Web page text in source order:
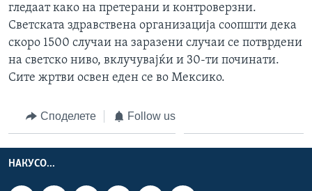
гледаат како на претерани и контроверзни.
Светската здравствена организација соопшти дека
скоро 1500 случаи на заразени случаи се потврдени
на светско ниво, вклучувајќи и 30-ти починати.
Сите жртви освен еден се во Мексико.
Споделете Follow us
НАКУСО...